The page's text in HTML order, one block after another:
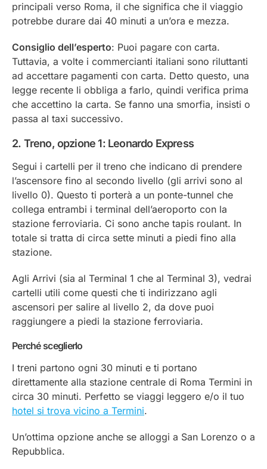
principali verso Roma, il che significa che il viaggio
potrebbe durare dai 40 minuti a un’ora e mezza.
Consiglio dell’esperto: Puoi pagare con carta.
Tuttavia, a volte i commercianti italiani sono riluttanti
ad accettare pagamenti con carta. Detto questo, una
legge recente li obbliga a farlo, quindi verifica prima
che accettino la carta. Se fanno una smorfia, insisti o
passa al taxi successivo.
2. Treno, opzione 1: Leonardo Express
Segui i cartelli per il treno che indicano di prendere
l’ascensore fino al secondo livello (gli arrivi sono al
livello 0). Questo ti porterà a un ponte-tunnel che
collega entrambi i terminal dell’aeroporto con la
stazione ferroviaria. Ci sono anche tapis roulant. In
totale si tratta di circa sette minuti a piedi fino alla
stazione.
Agli Arrivi (sia al Terminal 1 che al Terminal 3), vedrai
cartelli utili come questi che ti indirizzano agli
ascensori per salire al livello 2, da dove puoi
raggiungere a piedi la stazione ferroviaria.
Perché sceglierlo
I treni partono ogni 30 minuti e ti portano
direttamente alla stazione centrale di Roma Termini in
circa 30 minuti. Perfetto se viaggi leggero e/o il tuo
hotel si trova vicino a Termini.
Un’ottima opzione anche se alloggi a San Lorenzo o a
Repubblica.